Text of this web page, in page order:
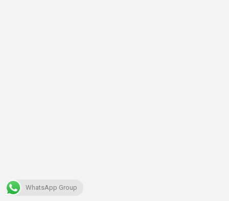
WhatsApp Group